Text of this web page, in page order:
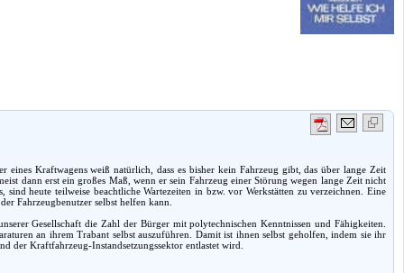
Kraftwagens weiß natürlich, dass es bisher kein Fahrzeug gibt, das über lange Zeit
dann erst ein großes Maß, wenn er sein Fahrzeug einer Störung wegen lange Zeit nicht
heute teilweise beachtliche Wartezeiten in bzw. vor Werkstätten zu verzeichnen. Eine
Fahrzeugbenutzer selbst helfen kann.
Gesellschaft die Zahl der Bürger mit polytechnischen Kenntnissen und Fähigkeiten.
an ihrem Trabant selbst auszuführen. Damit ist ihnen selbst geholfen, indem sie ihr
der Kraftfahrzeug-Instandsetzungssektor entlastet wird.